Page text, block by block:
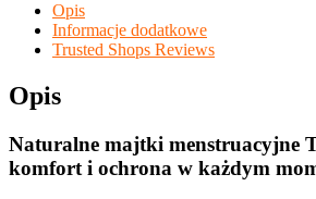
Opis
Informacje dodatkowe
Trusted Shops Reviews
Opis
Naturalne majtki menstruacyjne
komfort i ochrona w każdym